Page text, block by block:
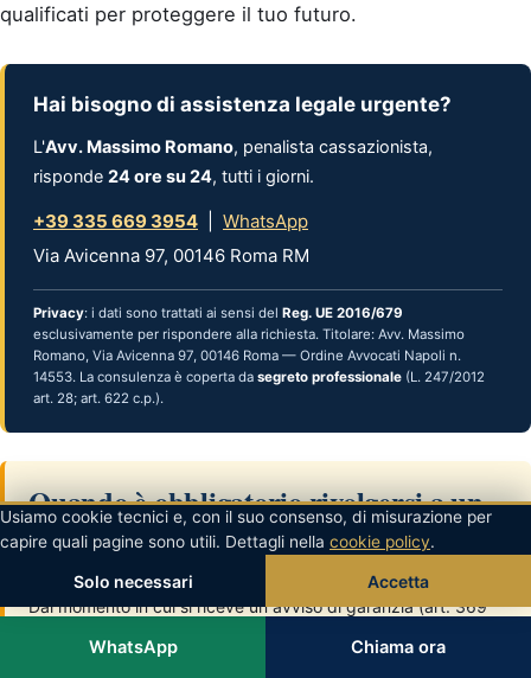
qualificati per proteggere il tuo futuro.
Hai bisogno di assistenza legale urgente?
L'Avv. Massimo Romano, penalista cassazionista,
risponde 24 ore su 24, tutti i giorni.
+39 335 669 3954
WhatsApp
Via Avicenna 97, 00146 Roma RM
Privacy: i dati sono trattati ai sensi del Reg. UE 2016/679
esclusivamente per rispondere alla richiesta. Titolare: Avv. Massimo
Romano, Via Avicenna 97, 00146 Roma — Ordine Avvocati Napoli n.
14553. La consulenza è coperta da segreto professionale (L. 247/2012
art. 28; art. 622 c.p.).
Quando è obbligatorio rivolgersi a un
avvocato penalista?
Dal momento in cui si riceve un avviso di garanzia (art. 369
c.p.p.) o si viene fermati dalla polizia, il difensore è
WhatsApp Chiama ora
Usiamo cookie tecnici e, con il suo consenso, di misurazione per
capire quali pagine sono utili. Dettagli nella cookie policy.
Solo necessari Accetta